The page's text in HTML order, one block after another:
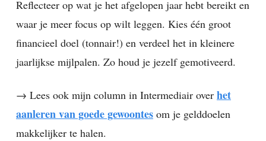
Reflecteer op wat je het afgelopen jaar hebt bereikt en
waar je meer focus op wilt leggen. Kies één groot
financieel doel (tonnair!) en verdeel het in kleinere
jaarlijkse mijlpalen. Zo houd je jezelf gemotiveerd.
→ Lees ook mijn column in Intermediair over het
aanleren van goede gewoontes om je gelddoelen
makkelijker te halen.